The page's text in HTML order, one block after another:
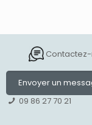
Envoyer un
09 86 27 70 21